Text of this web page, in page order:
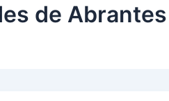
de Abrantes